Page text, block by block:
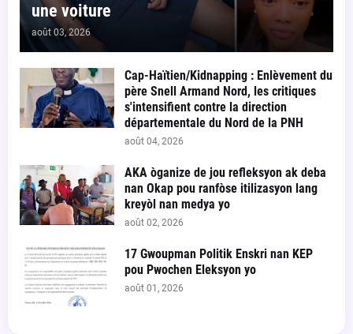
une voiture
août 03, 2026
Cap-Haïtien/Kidnapping : Enlèvement du
père Snell Armand Nord, les critiques
s'intensifient contre la direction
départementale du Nord de la PNH
août 04, 2026
AKA òganize de jou refleksyon ak deba
nan Okap pou ranfòse itilizasyon lang
kreyòl nan medya yo
août 02, 2026
17 Gwoupman Politik Enskri nan KEP
pou Pwochen Eleksyon yo
août 01, 2026